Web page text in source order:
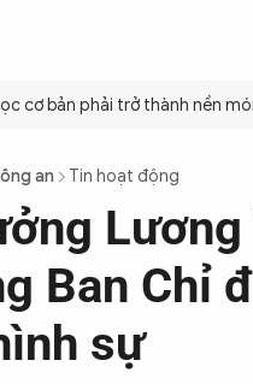
cơ bản phải trở thành nền
an Tin hoạt động
Lương
Ban Chỉ
sự